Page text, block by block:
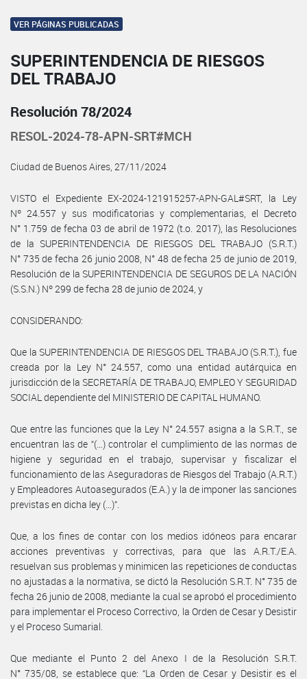
VER PÁGINAS PUBLICADAS
SUPERINTENDENCIA DE RIESGOS
DEL TRABAJO
Resolución 78/2024
RESOL-2024-78-APN-SRT#MCH
Ciudad de Buenos Aires, 27/11/2024
VISTO el Expediente EX-2024-121915257-APN-GAL#SRT, la Ley
Nº 24.557 y sus modificatorias y complementarias, el Decreto
N° 1.759 de fecha 03 de abril de 1972 (t.o. 2017), las Resoluciones
de la SUPERINTENDENCIA DE RIESGOS DEL TRABAJO (S.R.T.)
N° 735 de fecha 26 junio 2008, N° 48 de fecha 25 de junio de 2019,
Resolución de la SUPERINTENDENCIA DE SEGUROS DE LA NACIÓN
(S.S.N.) Nº 299 de fecha 28 de junio de 2024, y
CONSIDERANDO:
Que la SUPERINTENDENCIA DE RIESGOS DEL TRABAJO (S.R.T.), fue
creada por la Ley N° 24.557, como una entidad autárquica en
jurisdicción de la SECRETARÍA DE TRABAJO, EMPLEO Y SEGURIDAD
SOCIAL dependiente del MINISTERIO DE CAPITAL HUMANO.
Que entre las funciones que la Ley N° 24.557 asigna a la S.R.T., se
encuentran las de “(…) controlar el cumplimiento de las normas de
higiene y seguridad en el trabajo, supervisar y fiscalizar el
funcionamiento de las Aseguradoras de Riesgos del Trabajo (A.R.T.)
y Empleadores Autoasegurados (E.A.) y la de imponer las sanciones
previstas en dicha ley (…)”.
Que, a los fines de contar con los medios idóneos para encarar
acciones preventivas y correctivas, para que las A.R.T./E.A.
resuelvan sus problemas y minimicen las repeticiones de conductas
no ajustadas a la normativa, se dictó la Resolución S.R.T. N° 735 de
fecha 26 junio de 2008, mediante la cual se aprobó el procedimiento
para implementar el Proceso Correctivo, la Orden de Cesar y Desistir
y el Proceso Sumarial.
Que mediante el Punto 2 del Anexo I de la Resolución S.R.T.
N° 735/08, se establece que: “La Orden de Cesar y Desistir es el